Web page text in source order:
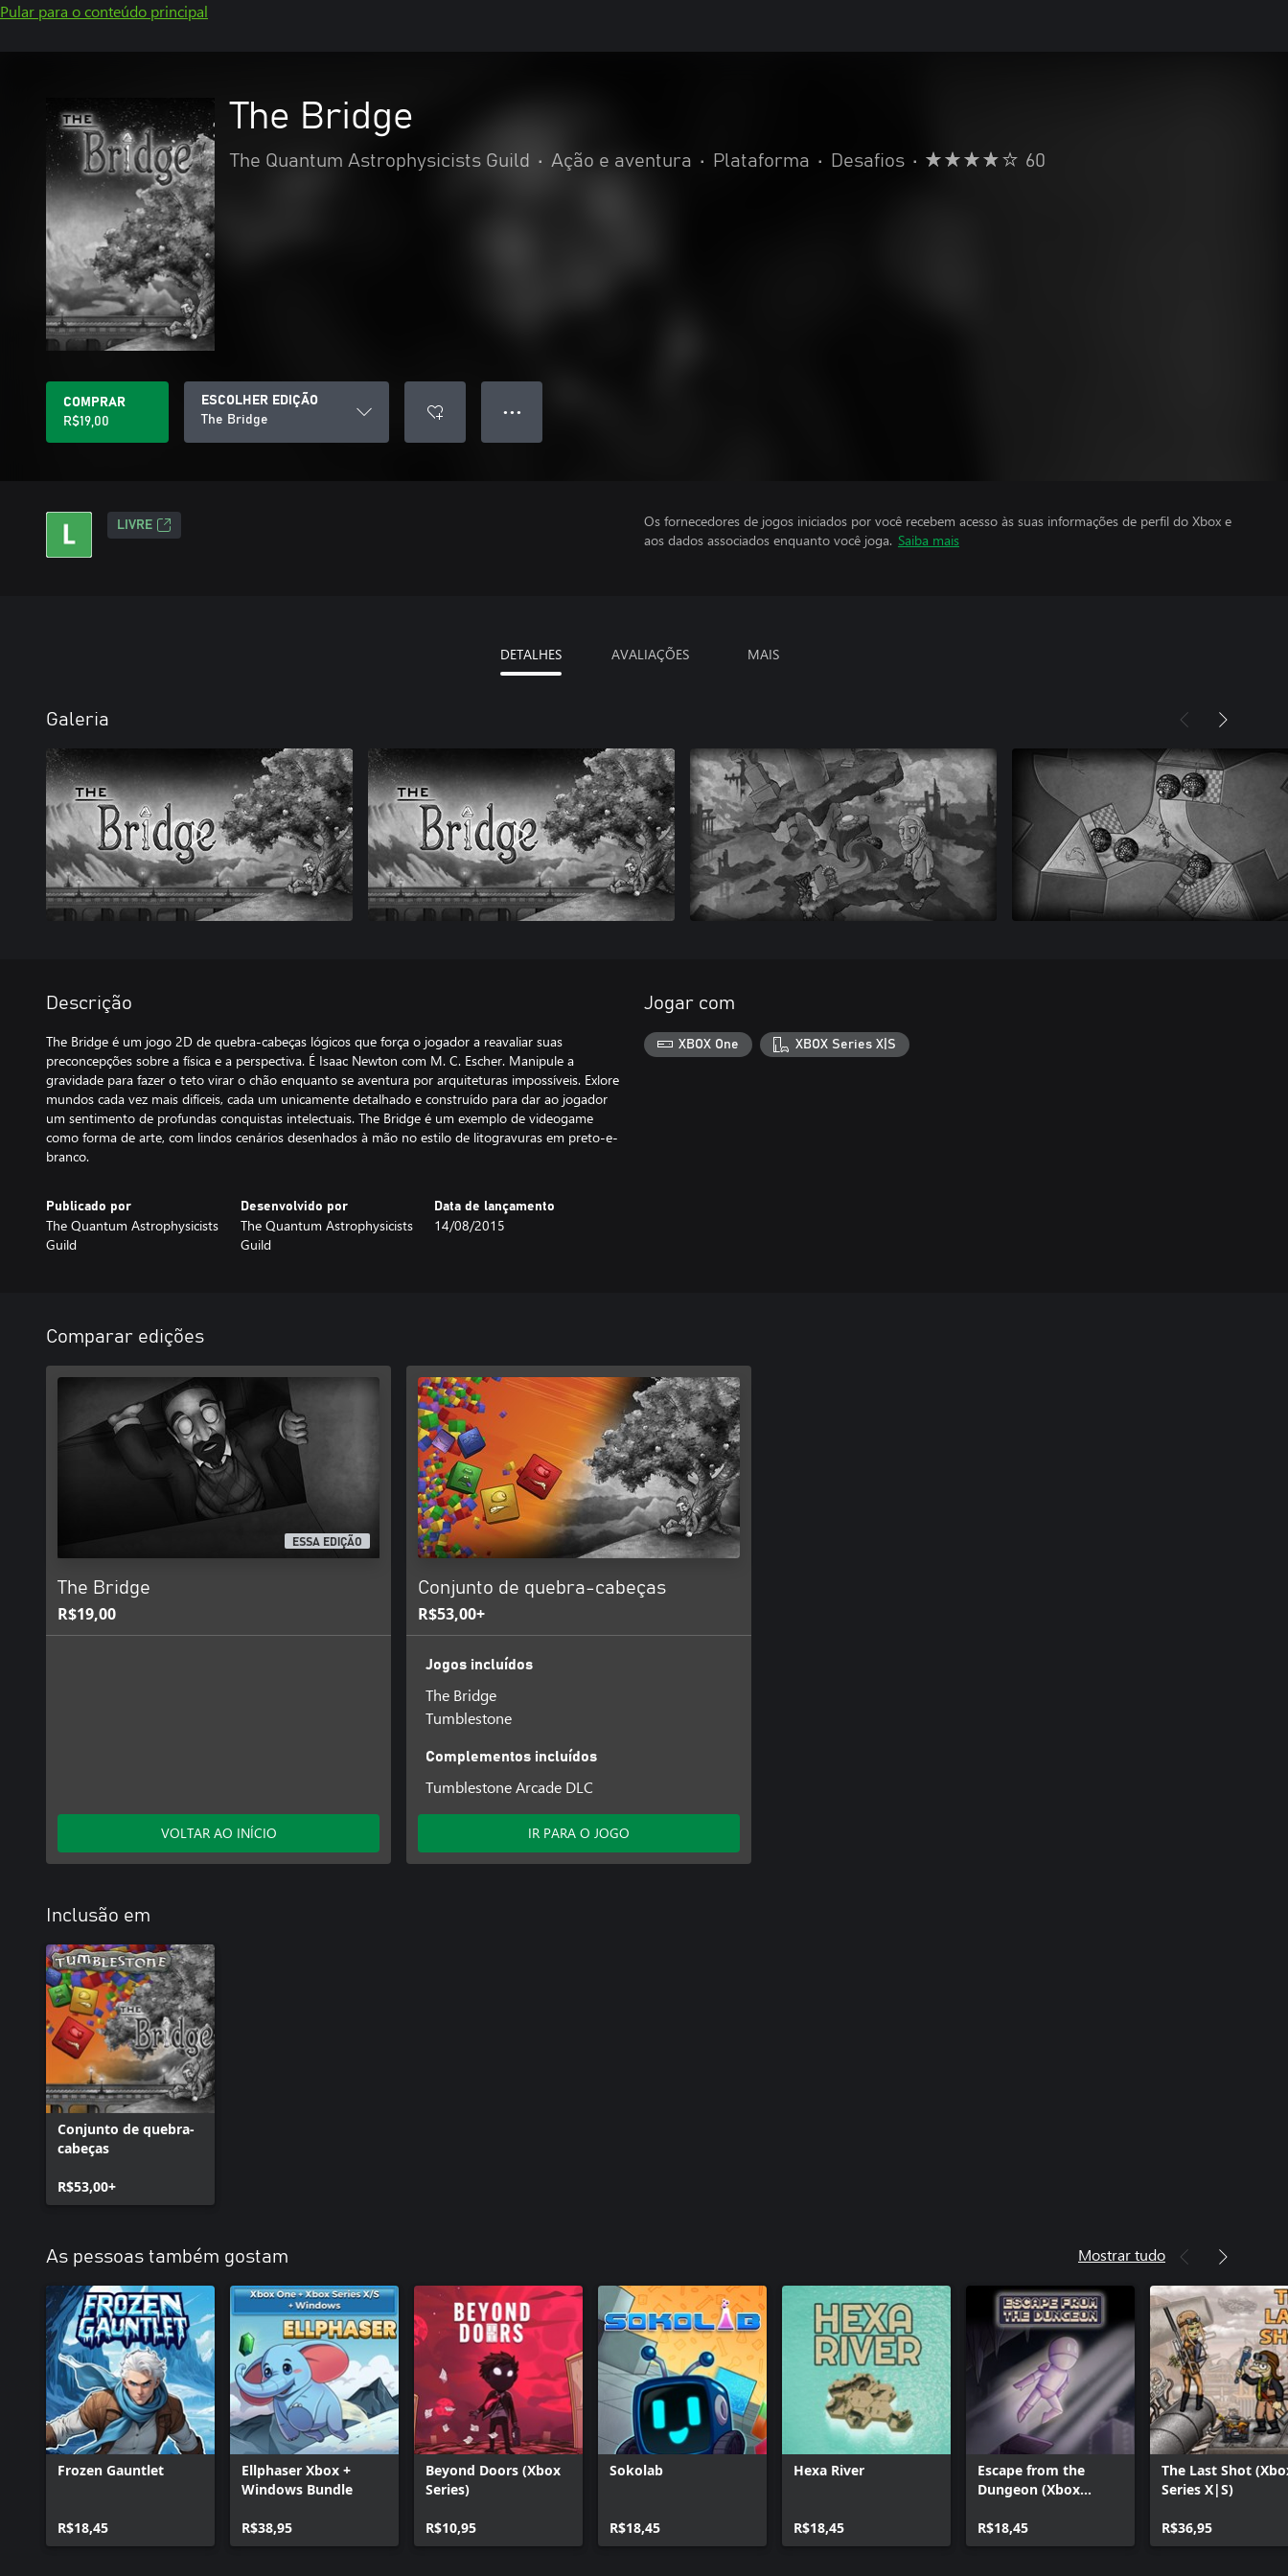
Pular para o conteúdo principal
The Bridge
The Quantum Astrophysicists Guild • Ação e aventura • Plataforma • Desafios • 60
COMPRAR
R$19,00
ESCOLHER EDIÇÃO
The Bridge
● ● ●
LIVRE
Os fornecedores de jogos iniciados por você recebem acesso às suas informações de perfil do Xbox e
aos dados associados enquanto você joga. Saiba mais
DETALHES AVALIAÇÕES MAIS
Galeria
Descrição
The Bridge é um jogo 2D de quebra-cabeças lógicos que força o jogador a reavaliar suas
preconcepções sobre a física e a perspectiva. É Isaac Newton com M. C. Escher. Manipule a
gravidade para fazer o teto virar o chão enquanto se aventura por arquiteturas impossíveis. Exlore
mundos cada vez mais difíceis, cada um unicamente detalhado e construído para dar ao jogador
um sentimento de profundas conquistas intelectuais. The Bridge é um exemplo de videogame
como forma de arte, com lindos cenários desenhados à mão no estilo de litogravuras em preto-e-
branco.
Publicado por
The Quantum Astrophysicists
Guild
Desenvolvido por
The Quantum Astrophysicists
Guild
Data de lançamento
14/08/2015
Jogar com
XBOX One XBOX Series X|S
Comparar edições
ESSA EDIÇÃO
The Bridge
R$19,00
VOLTAR AO INÍCIO
Conjunto de quebra-cabeças
R$53,00+
Jogos incluídos
The Bridge
Tumblestone
Complementos incluídos
Tumblestone Arcade DLC
IR PARA O JOGO
Inclusão em
Conjunto de quebra-
cabeças
R$53,00+
As pessoas também gostam Mostrar tudo
Frozen Gauntlet
R$18,45
Ellphaser Xbox +
Windows Bundle
R$38,95
Beyond Doors (Xbox
Series)
R$10,95
Sokolab
R$18,45
Hexa River
R$18,45
Escape from the
Dungeon (Xbox
R$18,45
The Last Shot
Series X|S)
R$36,95